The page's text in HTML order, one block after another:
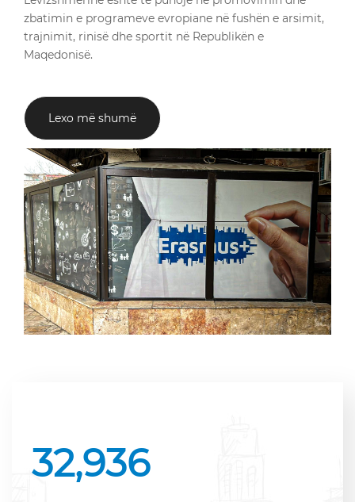
zbatimin e programeve evropiane në fushën e arsimit,
trajnimit, rinisë dhe sportit në Republikën e
Maqedonisë.
Lexo më shumë
32,936